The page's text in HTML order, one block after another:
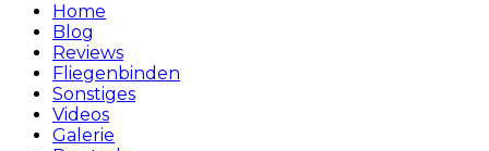
Home
Blog
Reviews
Fliegenbinden
Sonstiges
Videos
Galerie